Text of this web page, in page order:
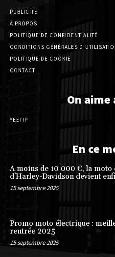
PUBLICITÉ
À PROPOS
POLITIQUE DE CONFIDENTIALITÉ
CONDITIONS GÉNÉRALES
POLITIQUE DE COOKIE
CONTACT
On
YEETIP
En ce
A moins de 10 000 €, la moto
d’Harley-Davidson devient
15 septembre 2025
Promo moto électrique :
rentrée 2025
15 septembre 2025